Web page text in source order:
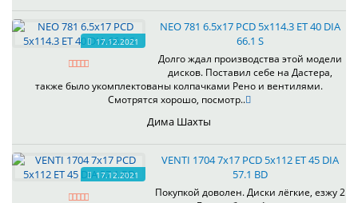
17.12.2021
NEO 781 6.5x17 PCD 5x114.3 ET 40 DIA
66.1 S
Долго ждал производства этой модели
дисков. Поставил себе на Дастера,
также было укомплектованы колпачками Рено и вентилями.
Смотрятся хорошо, посмотр..
Дима Шахты
17.12.2021
VENTI 1704 7x17 PCD 5x112 ET 45 DIA
57.1 BD
Покупкой доволен. Диски лёгкие, езжу 2